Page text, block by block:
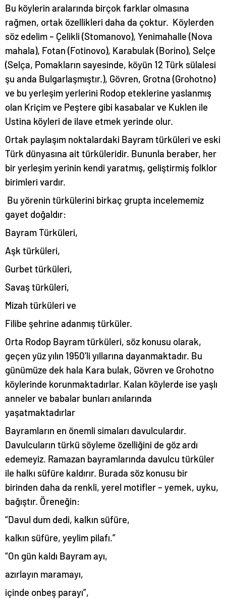
Bu köylerin aralarında birçok farklar olmasına
rağmen, ortak özellikleri daha da çoktur. Köylerden
söz edelim – Çelikli (Stomanovo), Yenimahalle (Nova
mahala), Fotan (Fotinovo), Karabulak (Borino), Selçe
(Selça, Pomakların sayesinde, köyün 12 Türk sülalesi
şu anda Bulgarlaşmıştır.), Gövren, Grotna (Grohotno)
ve bu yerleşim yerlerini Rodop eteklerine yaslanmış
olan Kriçim ve Peştere gibi kasabalar ve Kuklen ile
Ustina köyleri de ilave etmek yerinde olur.
Ortak paylaşım noktalardaki Bayram türküleri ve eski
Türk dünyasına ait türküleridir. Bununla beraber, her
bir yerleşim yerinin kendi yaratmış, geliştirmiş folklor
birimleri vardır.
Bu yörenin türkülerini birkaç grupta incelememiz
gayet doğaldır:
Bayram Türküleri,
Aşk türküleri,
Gurbet türküleri,
Savaş türküleri,
Mizah türküleri ve
Filibe şehrine adanmış türküler.
Orta Rodop Bayram türküleri, söz konusu olarak,
geçen yüz yılın 1950’li yıllarına dayanmaktadır. Bu
günümüze dek hala Kara bulak, Gövren ve Grohotno
köylerinde korunmaktadırlar. Kalan köylerde ise yaşlı
anneler ve babalar bunları anılarında
yaşatmaktadırlar
Bayramların en önemli simaları davulculardır.
Davulcuların türkü söyleme özelliğini de göz ardı
edemeyiz. Ramazan bayramlarında davulcu türküler
ile halkı süfüre kaldırır. Burada söz konusu bir
birinden daha da renkli, yerel motifler – yemek, uyku,
bağıştır. Öreneğin:
“Davul dum dedi, kalkın süfüre,
kalkın süfüre, yeylim pilafı.”
“On gün kaldı Bayram ayı,
azırlayın maramayı,
içinde onbeş parayı”,